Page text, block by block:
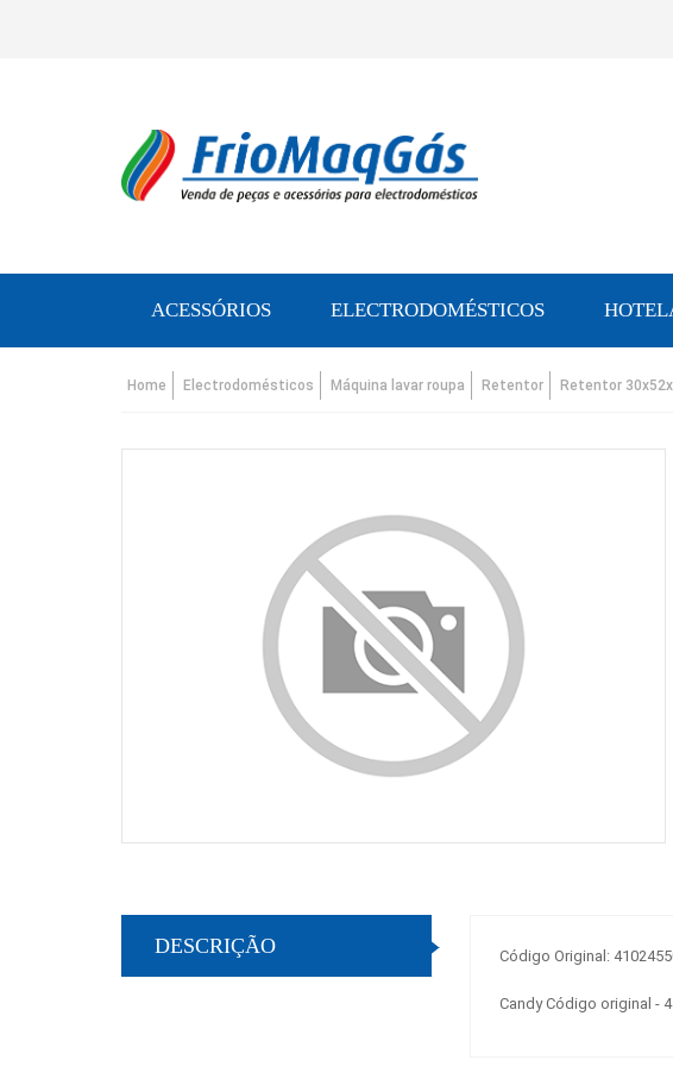
ACESSÓRIOS ELECTRODOMÉSTICOS
Home Electrodomésticos Máquina lavar roupa Retentor Retentor
DESCRIÇÃO Código Original:
Candy Código original -